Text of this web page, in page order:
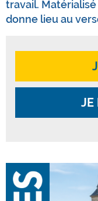
travail.
donne lieu au
JE